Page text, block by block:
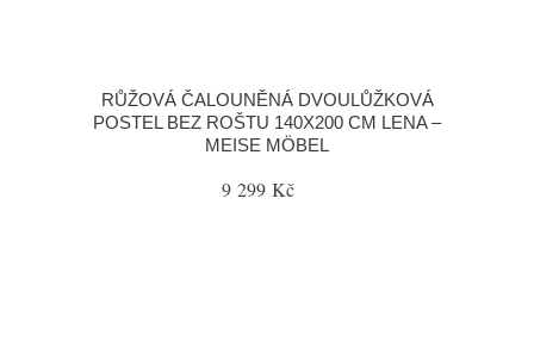
RŮŽOVÁ ČALOUNĚNÁ DVOULŮŽKOVÁ
POSTEL BEZ ROŠTU 140X200 CM LENA –
MEISE MÖBEL
9 299 Kč